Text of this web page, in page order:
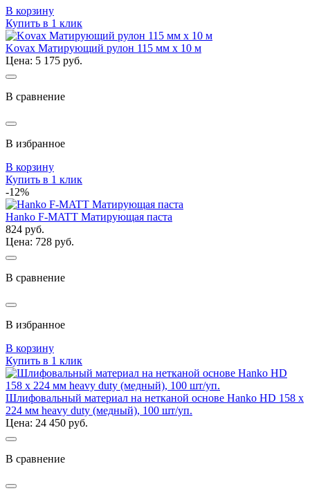
В корзину
Купить в 1 клик
Kovax Матирующий рулон 115 мм x 10 м
Цена: 5 175 руб.
В сравнение
В избранное
В корзину
Купить в 1 клик
-12%
Hanko F-MATT Матирующая паста
824 руб.
Цена: 728 руб.
В сравнение
В избранное
В корзину
Купить в 1 клик
Шлифовальный материал на нетканой основе Hanko HD 158 x
224 мм heavy duty (медный), 100 шт/уп.
Цена: 24 450 руб.
В сравнение